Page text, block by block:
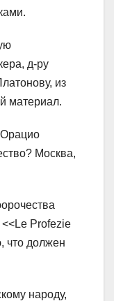
д-ру
из
материал.
Орацио
Москва,
Profezie
что должен
народу,